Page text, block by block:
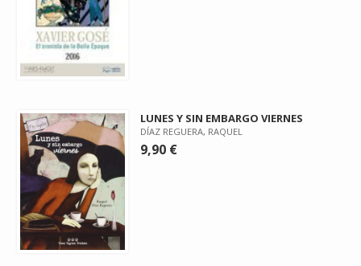
LUNES Y SIN EMBARGO VIERNES
DÍAZ REGUERA, RAQUEL
9,90 €